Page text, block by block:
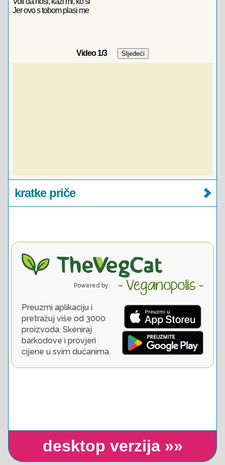
Jer ovo s tobom plasi me
Video1/3
kratke priče
desktop verzija »»